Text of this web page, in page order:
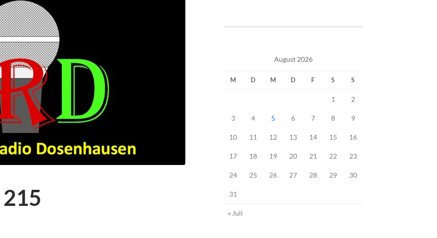
August 2026
M D M D F S S
1 2
3 4 5 6 7 8 9
10 11 12 13 14 15 16
17 18 19 20 21 22 23
24 25 26 27 28 29 30
31
« Juli